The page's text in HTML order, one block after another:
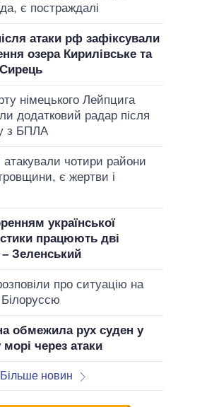
є постраждалі
атаки рф зафіксували
озера Кирилівське та
німецького Лейпцига
додатковий радар після
з БПЛА
атакували чотири райони
є жертви і
української
працюють дві
– Зеленський
про ситуацію на
Білоруссю
обмежила рух суден у
через атаки
Більше новин